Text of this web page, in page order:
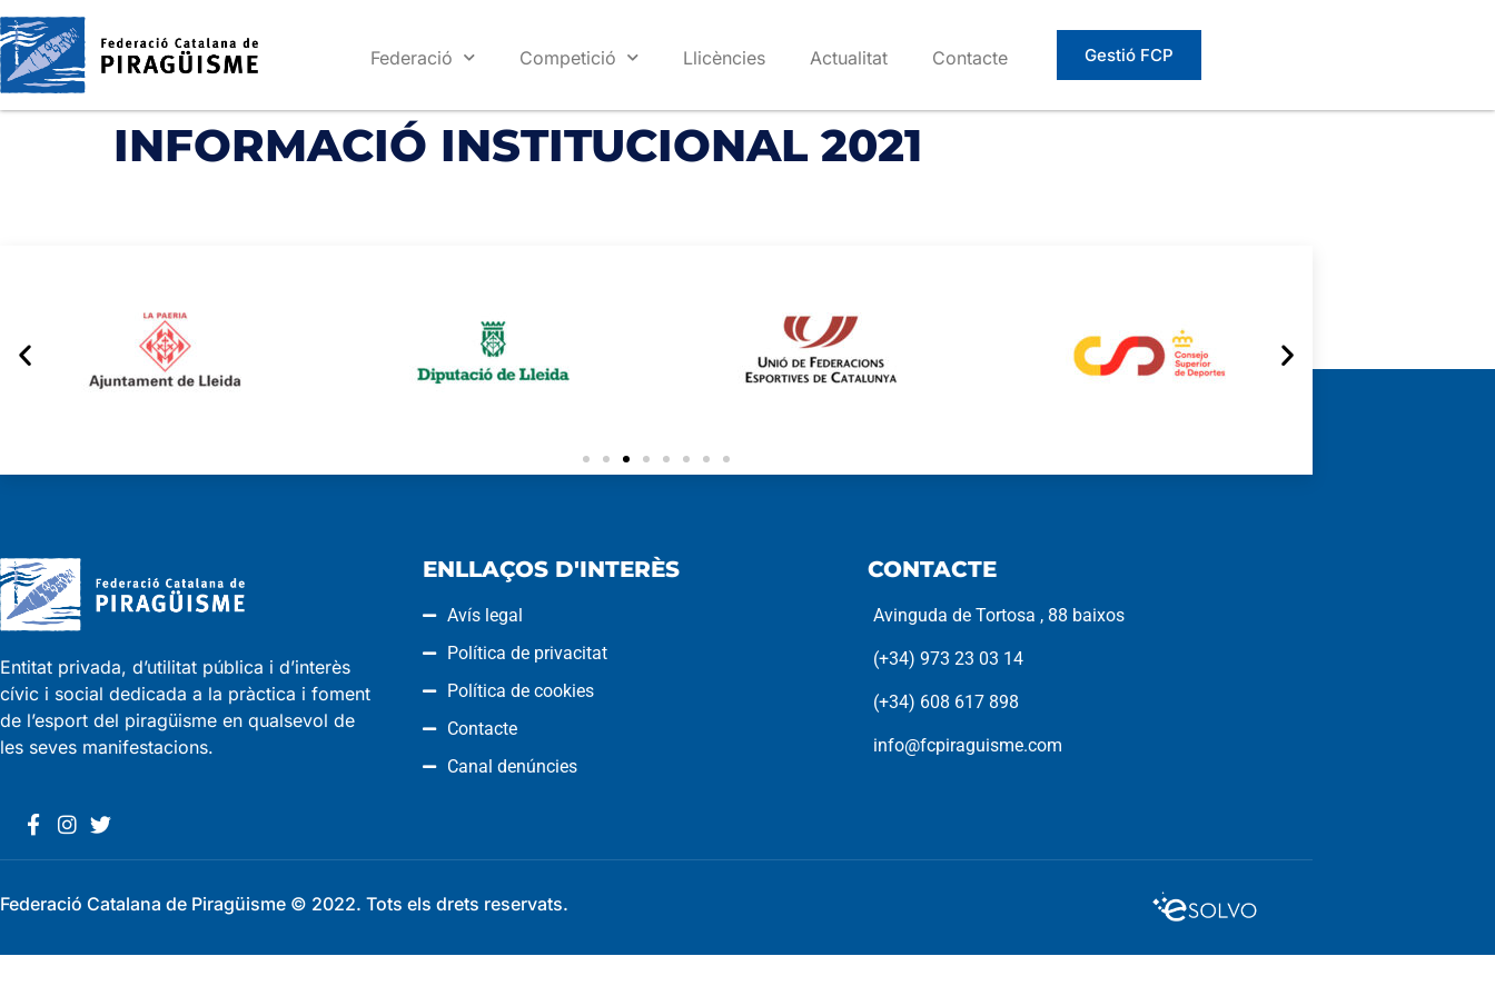
Federació Competició Llicències Actualitat Contacte Gestió FCP
INFORMACIÓ INSTITUCIONAL 2021
Entitat privada, d’utilitat pública i d’interès
cívic i social dedicada a la pràctica i foment
de l’esport del piragüisme en qualsevol de
les seves manifestacions.
ENLLAÇOS D'INTERÈS
Avís legal
Política de privacitat
Política de cookies
Contacte
Canal denúncies
CONTACTE
Avinguda de Tortosa , 88 baixos
(+34) 973 23 03 14
(+34) 608 617 898
info@fcpiraguisme.com
Federació Catalana de Piragüisme © 2022. Tots els drets reservats.